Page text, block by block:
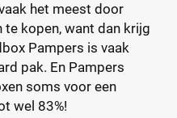
(0)
het meest door
te kopen, want dan krijg
Pampers is vaak
pak. En Pampers
soms voor een
wel 83%!